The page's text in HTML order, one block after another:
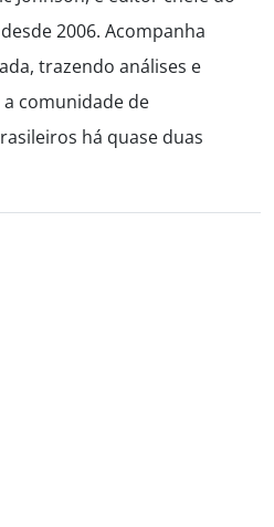
2006. Acompanha
trazendo análises e
comunidade de
há quase duas